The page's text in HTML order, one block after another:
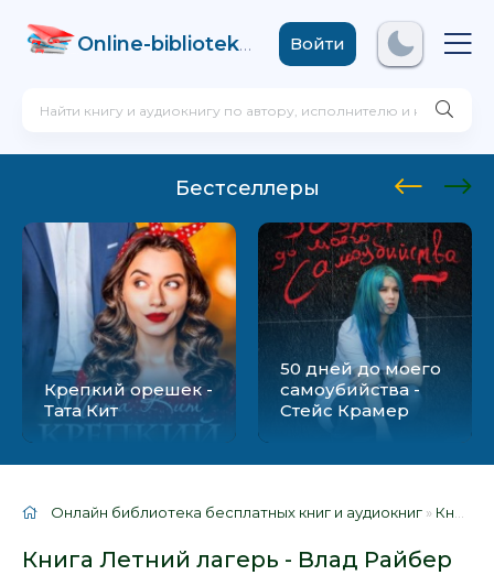
Online-biblioteka .comВойти
Бестселлеры
Крепкий орешек -
Тата Кит
50 дней до моего
самоубийства -
Стейс Крамер
Онлайн библиотека бесплатных книг и аудиокниг » Книги
Книга Летний лагерь - Влад Райбер